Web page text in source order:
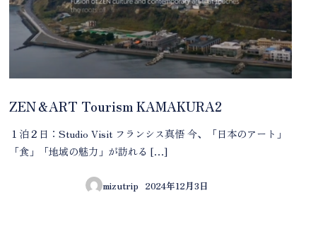
ZEN＆ART Tourism KAMAKURA2
１泊２日：Studio Visit フランシス真悟 今、「日本のアート」
「食」「地域の魅力」が訪れる […]
mizutrip
投稿日
2024年12月3日